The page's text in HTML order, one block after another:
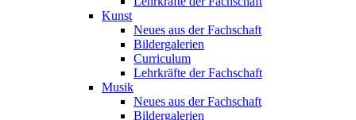
Kunst
Neues aus der Fachschaft
Bildergalerien
Curriculum
Lehrkräfte der Fachschaft
Musik
Neues aus der Fachschaft
Bildergalerien